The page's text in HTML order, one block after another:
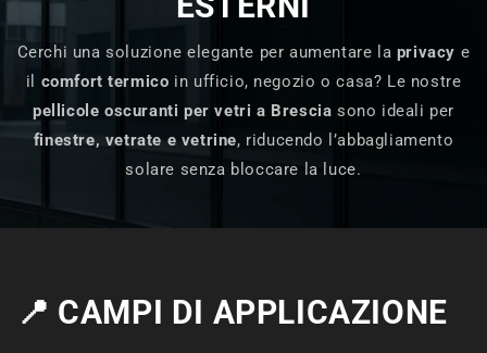
Cerchi una soluzione elegante per aumentare la privacy e
il comfort termico in ufficio, negozio o casa? Le nostre
pellicole oscuranti per vetri a Brescia sono ideali per
finestre, vetrate e vetrine, riducendo l’abbagliamento
solare senza bloccare la luce.
📍 CAMPI DI APPLICAZIONE